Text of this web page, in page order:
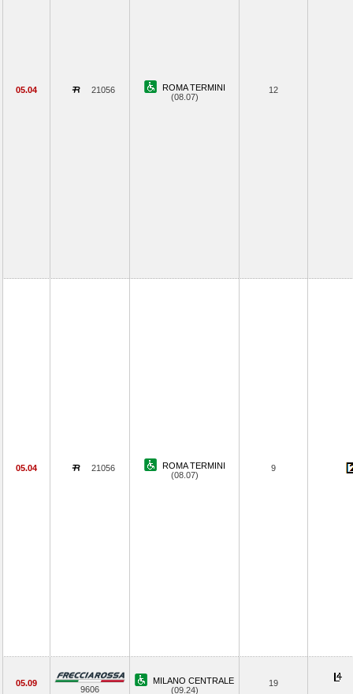
05.04 21056
ROMA TERMINI
(08.07)
12
05.04 21056
ROMA TERMINI
(08.07)
9
05.09
9606
MILANO CENTRALE
(09.24)
19